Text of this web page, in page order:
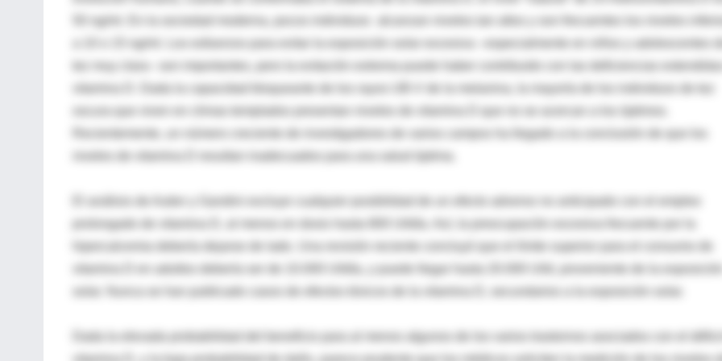
50 ng/ml. En la sociedad moderna, pocos individuos alcanzan niveles tan altos y son frecuentes los niveles
a 10 o 15 ng/ml. Los esfuerzos para evitar la exposición solar excesiva –especialmente en niños y adolescentes de
tez muy clara– son importantes, pero la evitación extrema puede haber contribuido con las deficiencias extendidas
vitamina D. Dada la capacidad bloqueante de los rayos UB-V de la melanina, la mayoría de los individuos de tez
Recientemente, un número creciente de investigadores de varios campos ha llegado a la conclusión de que los
prolongado de vitamina D, al menos en dosis hasta 800 UI/día. Así, la preocupación excesiva frecuente por la
hipercalcemia debería dejarse de lado. Una revisión reciente concluyó que el límite superior para el consumo de
vitamina D en adultos debería ser de 10.000 UI/día, y puede llegar hasta 20.000 UI/d, proveniente de la exposición
Dada la elevada probabilidad del beneficio para al menos algunos de los varios trastornos asociados con el déficit